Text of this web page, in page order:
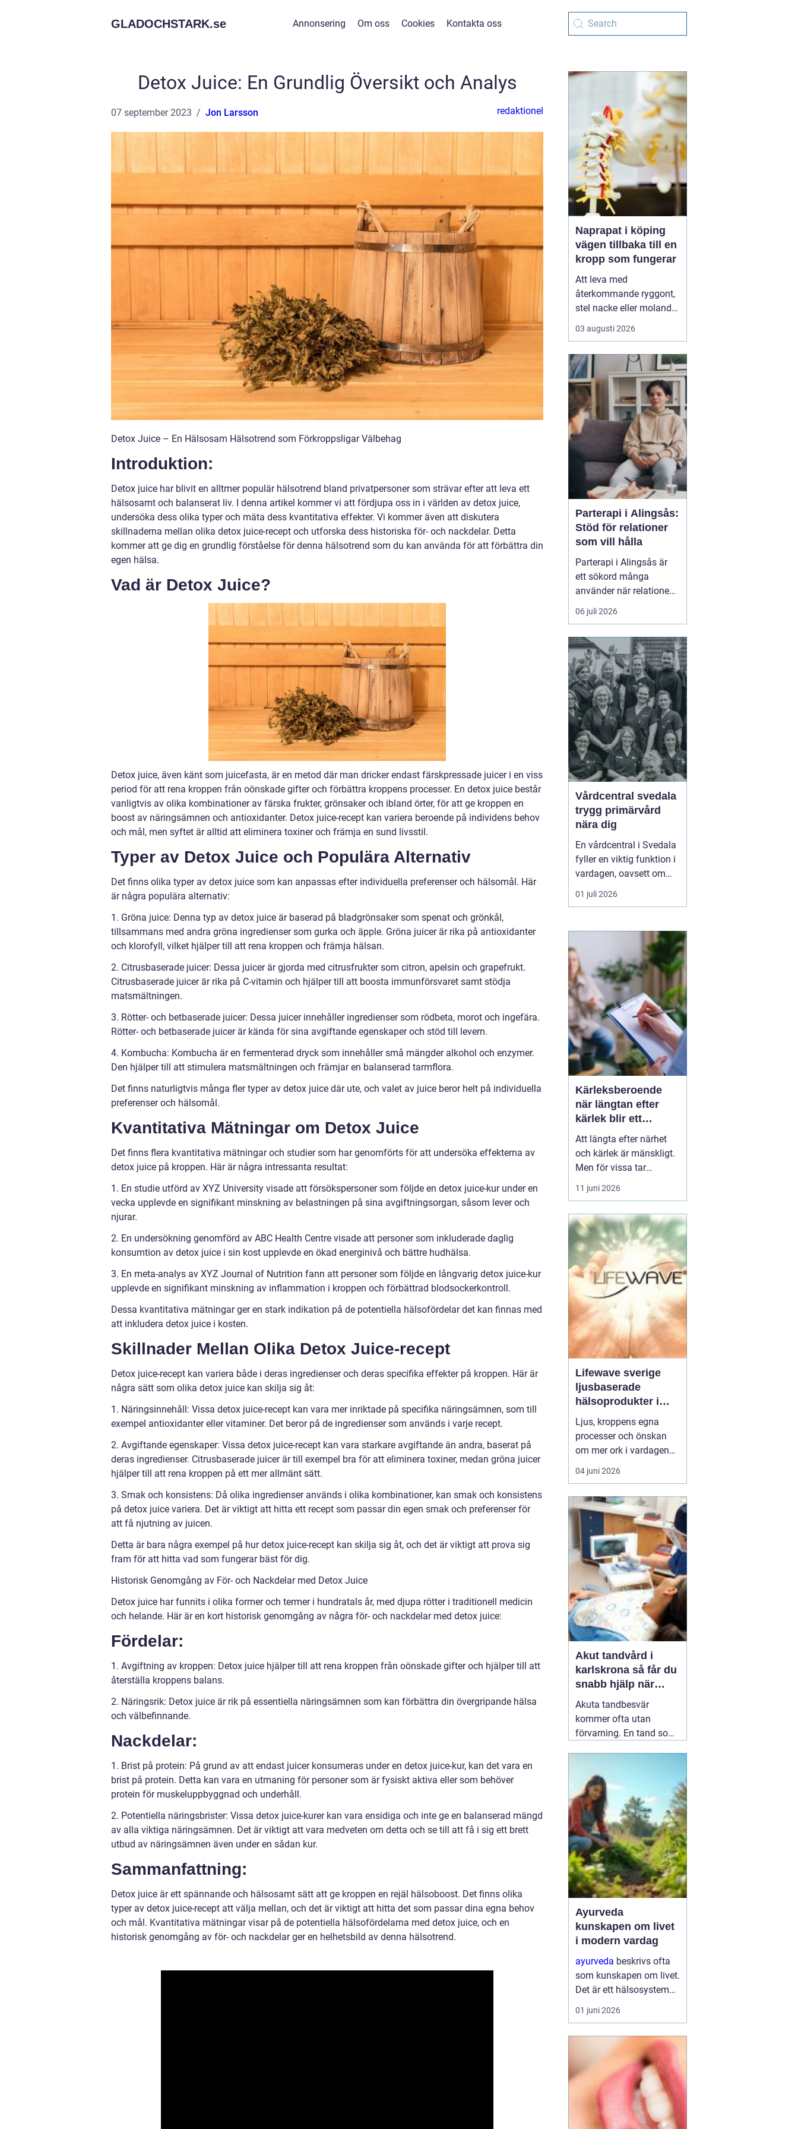
GLADOCHSTARK.se Annonsering Om oss Cookies Kontakta oss
Detox Juice: En Grundlig Översikt och Analys
07 september 2023 Jon Larsson redaktionel
Detox Juice – En Hälsosam Hälsotrend som Förkroppsligar Välbehag
Introduktion:
Detox juice har blivit en alltmer populär hälsotrend bland privatpersoner som strävar efter att leva ett
hälsosamt och balanserat liv. I denna artikel kommer vi att fördjupa oss in i världen av detox juice,
undersöka dess olika typer och mäta dess kvantitativa effekter. Vi kommer även att diskutera
skillnaderna mellan olika detox juice-recept och utforska dess historiska för- och nackdelar. Detta
kommer att ge dig en grundlig förståelse för denna hälsotrend som du kan använda för att förbättra din
egen hälsa.
Vad är Detox Juice?
Detox juice, även känt som juicefasta, är en metod där man dricker endast färskpressade juicer i en viss
period för att rena kroppen från oönskade gifter och förbättra kroppens processer. En detox juice består
vanligtvis av olika kombinationer av färska frukter, grönsaker och ibland örter, för att ge kroppen en
boost av näringsämnen och antioxidanter. Detox juice-recept kan variera beroende på individens behov
och mål, men syftet är alltid att eliminera toxiner och främja en sund livsstil.
Typer av Detox Juice och Populära Alternativ
Det finns olika typer av detox juice som kan anpassas efter individuella preferenser och hälsomål. Här
är några populära alternativ:
1. Gröna juice: Denna typ av detox juice är baserad på bladgrönsaker som spenat och grönkål,
tillsammans med andra gröna ingredienser som gurka och äpple. Gröna juicer är rika på antioxidanter
och klorofyll, vilket hjälper till att rena kroppen och främja hälsan.
2. Citrusbaserade juicer: Dessa juicer är gjorda med citrusfrukter som citron, apelsin och grapefrukt.
Citrusbaserade juicer är rika på C-vitamin och hjälper till att boosta immunförsvaret samt stödja
matsmältningen.
3. Rötter- och betbaserade juicer: Dessa juicer innehåller ingredienser som rödbeta, morot och ingefära.
Rötter- och betbaserade juicer är kända för sina avgiftande egenskaper och stöd till levern.
4. Kombucha: Kombucha är en fermenterad dryck som innehåller små mängder alkohol och enzymer.
Den hjälper till att stimulera matsmältningen och främjar en balanserad tarmflora.
Det finns naturligtvis många fler typer av detox juice där ute, och valet av juice beror helt på individuella
preferenser och hälsomål.
Kvantitativa Mätningar om Detox Juice
Det finns flera kvantitativa mätningar och studier som har genomförts för att undersöka effekterna av
detox juice på kroppen. Här är några intressanta resultat:
1. En studie utförd av XYZ University visade att försökspersoner som följde en detox juice-kur under en
vecka upplevde en signifikant minskning av belastningen på sina avgiftningsorgan, såsom lever och
njurar.
2. En undersökning genomförd av ABC Health Centre visade att personer som inkluderade daglig
konsumtion av detox juice i sin kost upplevde en ökad energinivå och bättre hudhälsa.
3. En meta-analys av XYZ Journal of Nutrition fann att personer som följde en långvarig detox juice-kur
upplevde en signifikant minskning av inflammation i kroppen och förbättrad blodsockerkontroll.
Dessa kvantitativa mätningar ger en stark indikation på de potentiella hälsofördelar det kan finnas med
att inkludera detox juice i kosten.
Skillnader Mellan Olika Detox Juice-recept
Detox juice-recept kan variera både i deras ingredienser och deras specifika effekter på kroppen. Här är
några sätt som olika detox juice kan skilja sig åt:
1. Näringsinnehåll: Vissa detox juice-recept kan vara mer inriktade på specifika näringsämnen, som till
exempel antioxidanter eller vitaminer. Det beror på de ingredienser som används i varje recept.
2. Avgiftande egenskaper: Vissa detox juice-recept kan vara starkare avgiftande än andra, baserat på
deras ingredienser. Citrusbaserade juicer är till exempel bra för att eliminera toxiner, medan gröna juicer
hjälper till att rena kroppen på ett mer allmänt sätt.
3. Smak och konsistens: Då olika ingredienser används i olika kombinationer, kan smak och konsistens
på detox juice variera. Det är viktigt att hitta ett recept som passar din egen smak och preferenser för
att få njutning av juicen.
Detta är bara några exempel på hur detox juice-recept kan skilja sig åt, och det är viktigt att prova sig
fram för att hitta vad som fungerar bäst för dig.
Historisk Genomgång av För- och Nackdelar med Detox Juice
Detox juice har funnits i olika former och termer i hundratals år, med djupa rötter i traditionell medicin
och helande. Här är en kort historisk genomgång av några för- och nackdelar med detox juice:
Fördelar:
1. Avgiftning av kroppen: Detox juice hjälper till att rena kroppen från oönskade gifter och hjälper till att
återställa kroppens balans.
2. Näringsrik: Detox juice är rik på essentiella näringsämnen som kan förbättra din övergripande hälsa
och välbefinnande.
Nackdelar:
1. Brist på protein: På grund av att endast juicer konsumeras under en detox juice-kur, kan det vara en
brist på protein. Detta kan vara en utmaning för personer som är fysiskt aktiva eller som behöver
protein för muskeluppbyggnad och underhåll.
2. Potentiella näringsbrister: Vissa detox juice-kurer kan vara ensidiga och inte ge en balanserad mängd
av alla viktiga näringsämnen. Det är viktigt att vara medveten om detta och se till att få i sig ett brett
utbud av näringsämnen även under en sådan kur.
Sammanfattning:
Detox juice är ett spännande och hälsosamt sätt att ge kroppen en rejäl hälsoboost. Det finns olika
typer av detox juice-recept att välja mellan, och det är viktigt att hitta det som passar dina egna behov
och mål. Kvantitativa mätningar visar på de potentiella hälsofördelarna med detox juice, och en
historisk genomgång av för- och nackdelar ger en helhetsbild av denna hälsotrend.
Naprapat i köping
vägen tillbaka till en
kropp som fungerar
Att leva med
återkommande ryggont,
stel nacke eller molande
värk i axlar och höfter
sliter på både ork och
länge innan de söker
hjälp, fast problemen
ofta går att påverka. En
naprapat i Köping kan
hjälpa till att hitta
orsaken bak...
03 augusti 2026
Parterapi i Alingsås:
Stöd för relationer
som vill hålla
Parterapi i Alingsås är
ett sökord många
använder när relationen
börjar skava och
vardagen känns mer
samarbete. När
konflikter upprepas,
tystnaden växer eller
avståndet kä...
06 juli 2026
Vårdcentral svedala
trygg primärvård
nära dig
En vårdcentral i Svedala
fyller en viktig funktion i
vardagen, oavsett om
det handlar om akuta
infektioner, långvariga
kring barnhälsa och
graviditet. När vården
samlas under ett tak blir
vägen mellan olika
mottagningar kortare...
01 juli 2026
Kärleksberoende
när längtan efter
kärlek blir ett
beroende
Att längta efter närhet
och kärlek är mänskligt.
Men för vissa tar
längtan över helt.
Relationer, förälskelser
rätta blir viktigare än
jobb, vänner, hälsa och
till och med den egna
säkerheten. Då handlar
det inte längre bara om
s...
11 juni 2026
Lifewave sverige
ljusbaserade
hälsoprodukter i
fokus
Ljus, kroppens egna
processer och önskan
om mer ork i vardagen
möts i ett växande
intresse för fototerapi
Sverige söker många
efter skonsamma
metoder som kan stödja
återhämtning, energi och
allmänt välbefinnande
utan ingrepp eller...
04 juni 2026
Akut tandvård i
karlskrona så får du
snabb hjälp när
tanden krisar
Akuta tandbesvär
kommer ofta utan
förvarning. En tand som
du knappt kan sova. En
fyllning kan lossna
lagom till helgen, eller en
tand kan skadas vid en
olycka. I sådana lägen
söker många på04 juni
2026
Ayurveda
kunskapen om livet
i modern vardag
ayurveda beskrivs ofta
som kunskapen om livet.
Det är ett hälsosystem
som betonar balans,
helhet och samspelet
omgivning. I stället för
att bara fokusera på
symtom försöker
ayurve...
01 juni 2026